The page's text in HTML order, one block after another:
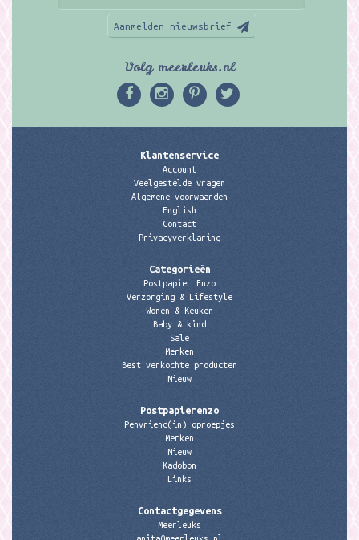
Aanmelden nieuwsbrief
Volg meerleuks.nl
Klantenservice
Account
Veelgestelde vragen
Algemene voorwaarden
English
Contact
Privacyverklaring
Categorieën
Postpapier Enzo
Verzorging & Lifestyle
Wonen & Keuken
Baby & kind
Sale
Merken
Best verkochte producten
Nieuw
Postpapierenzo
Penvriend(in) oproepjes
Merken
Nieuw
Kadobon
Links
Contactgegevens
Meerleuks